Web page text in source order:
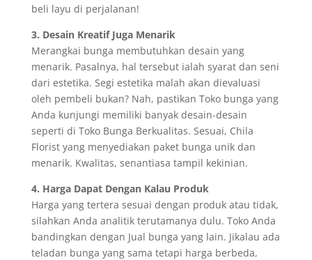
beli layu di perjalanan!
3. Desain Kreatif Juga Menarik
Merangkai bunga membutuhkan desain yang
menarik. Pasalnya, hal tersebut ialah syarat dan seni
dari estetika. Segi estetika malah akan dievaluasi
oleh pembeli bukan? Nah, pastikan Toko bunga yang
Anda kunjungi memiliki banyak desain-desain
seperti di Toko Bunga Berkualitas. Sesuai, Chila
Florist yang menyediakan paket bunga unik dan
menarik. Kwalitas, senantiasa tampil kekinian.
4. Harga Dapat Dengan Kalau Produk
Harga yang tertera sesuai dengan produk atau tidak,
silahkan Anda analitik terutamanya dulu. Toko Anda
bandingkan dengan Jual bunga yang lain. Jikalau ada
teladan bunga yang sama tetapi harga berbeda,